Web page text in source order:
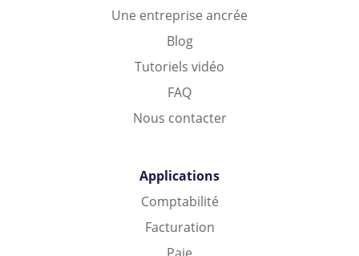
Une entreprise ancrée
Blog
Tutoriels vidéo
FAQ
Nous contacter
Applications
Comptabilité
Facturation